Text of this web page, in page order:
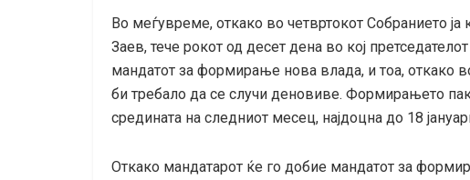
Во меѓувреме, откако во четвртокот Собранието ја
Заев, тече рокот од десет дена во кој
мандатот за формирање нова влада, и тоа,
би требало да се случи деновиве. Формирањето
средината на следниот месец, најдоцна до 18
Откако мандатарот ќе го добие мандатот за